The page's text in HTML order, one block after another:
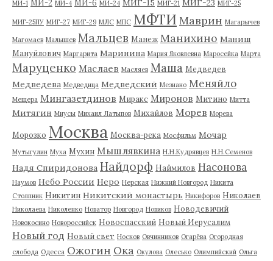
МИ-1 МИ-2 МИ-4 МИ-6 МИ-24 МИГ-15 МИГ-21 МИГ-23 МИГ-25
МИГ-25ПУ МИГ-27 МИГ-29 МЛС МПС МФТИ Маврин Магарычев
Магомаев Малышев Мальцев Манеж Манихино Маниш
Мануйлович Маргарита Маринина Мария Яковлевна Маросейка Марта
Маруценко Маслаев Масляев Маша Медведев
Медведева Медведица Медведский Мезиано Меняйло
Мещера Мингазетдинов Миракс Миронов Митино Митта
Митягин Миусы Михаил Латыпов Михайлов Морев Морева
Морозко Москва Москва-река Мосфильм Мочар
Мутыгулин Муха Мухин Мышлявкина Н.Н.Кудрявцев Н.Н.Семенов
Надя Спиридонова Найдорф Наймилов Насонова
Наумов Небо России Неро Нерская Нижний Новгород Никита
Столпник Никитин Никитский монастырь Никифоров Николаев
Николаева Николенко Новатор Новгород Новиков Новодевичий
Новокосино Новороссийск Новоспасский Новый Иерусалим
Новый год Новый свет Носков Овчинников Огарёва Огородная
слобода Одесса Ожогин Ока Окулова Олесько Олимпийский Ольга